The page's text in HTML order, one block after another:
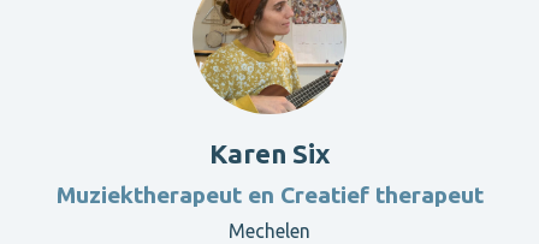
Karen Six
Muziektherapeut en Creatief therapeut
Mechelen